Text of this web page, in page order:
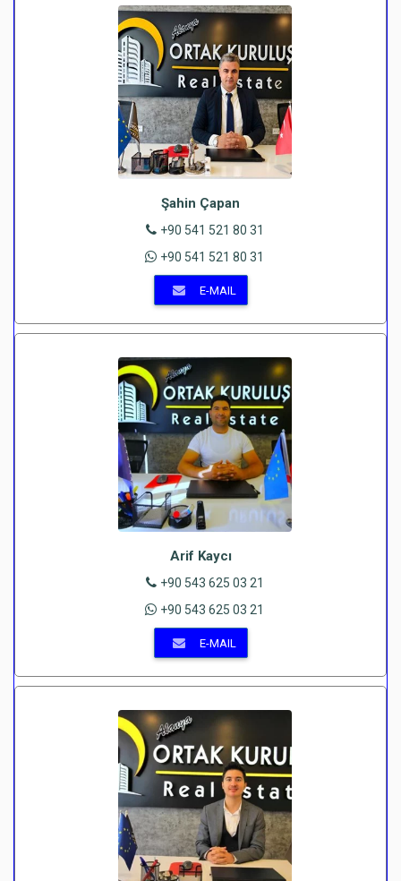
Şahin Çapan
+90 541 521 80 31
+90 541 521 80 31
E-MAIL
Arif Kaycı
+90 543 625 03 21
+90 543 625 03 21
E-MAIL